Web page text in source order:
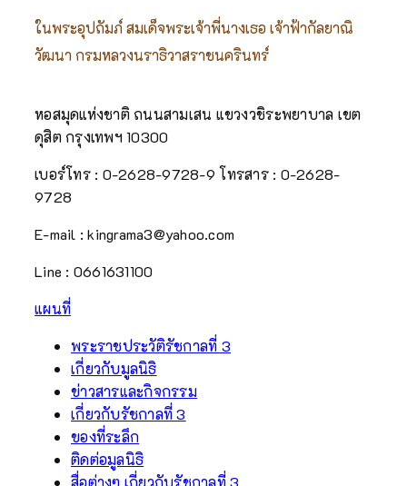
ในพระอุปถัมภ์ สมเด็จพระเจ้าพี่นางเธอ เจ้าฟ้ากัลยาณิ
วัฒนา กรมหลวงนราธิวาสราชนครินทร์
หอสมุดแห่งชาติ ถนนสามเสน แขวงวชิระพยาบาล เขต
ดุสิต กรุงเทพฯ 10300
เบอร์โทร : 0-2628-9728-9 โทรสาร : 0-2628-
9728
E-mail : kingrama3@yahoo.com
Line : 0661631100
แผนที่
พระราชประวัติรัชกาลที่ 3
เกี่ยวกับมูลนิธิ
ข่าวสารและกิจกรรม
เกี่ยวกับรัชกาลที่ 3
ของที่ระลึก
ติดต่อมูลนิธิ
สื่อต่างๆ เกี่ยวกับรัชกาลที่ 3